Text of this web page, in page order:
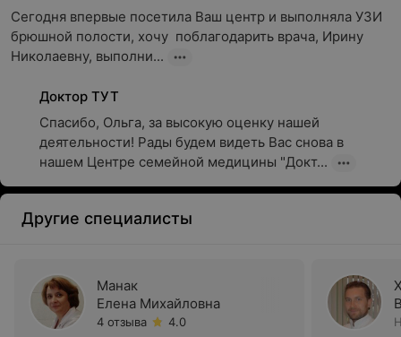
Сегодня впервые посетила Ваш центр и выполняла УЗИ
брюшной полости, хочу  поблагодарить врача, Ирину
Николаевну, выполни...
Доктор ТУТ
Спасибо, Ольга, за высокую оценку нашей
деятельности! Рады будем видеть Вас снова в
нашем Центре семейной медицины "Докт...
Другие специалисты
Манак
Елена Михайловна
4 отзыва
4.0